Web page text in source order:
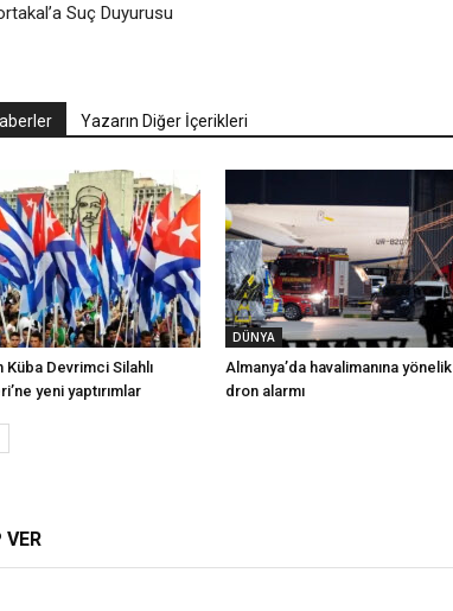
Suç Duyurusu
Yazarın Diğer İçerikleri
Küba Devrimci Silahlı
yeni yaptırımlar
DÜNYA
Almanya’da havalimanına yönelik
dron alarmı
VER